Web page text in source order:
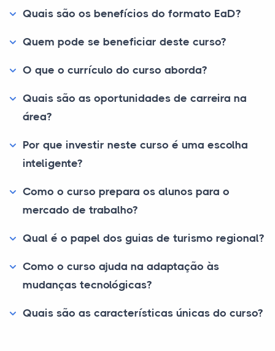
Quais são os benefícios do formato EaD?
Quem pode se beneficiar deste curso?
O que o currículo do curso aborda?
Quais são as oportunidades de carreira na
área?
Por que investir neste curso é uma escolha
inteligente?
Como o curso prepara os alunos para o
mercado de trabalho?
Qual é o papel dos guias de turismo regional?
Como o curso ajuda na adaptação às
mudanças tecnológicas?
Quais são as características únicas do curso?